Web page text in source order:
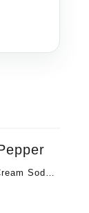
Soda